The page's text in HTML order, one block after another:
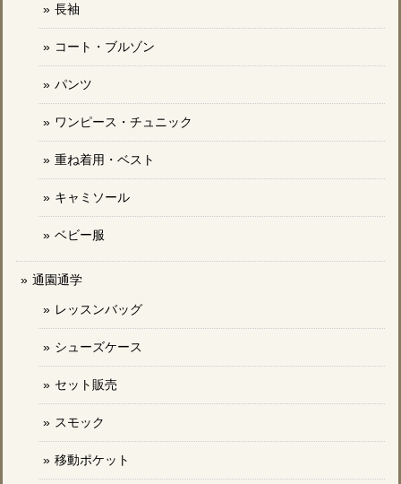
長袖
コート・ブルゾン
パンツ
ワンピース・チュニック
重ね着用・ベスト
キャミソール
ベビー服
通園通学
レッスンバッグ
シューズケース
セット販売
スモック
移動ポケット